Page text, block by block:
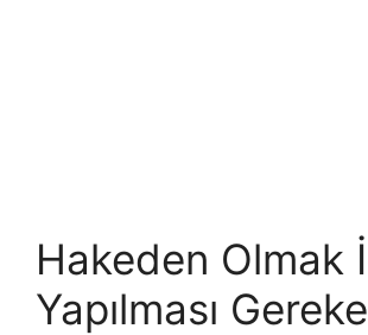
Hakeden Olmak
Yapılması